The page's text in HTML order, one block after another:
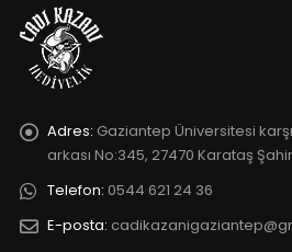
Adres: Gaziantep Üniversitesi
arkası No:345, 27470 Karataş
Telefon: 0544 621 24 36
E-posta: